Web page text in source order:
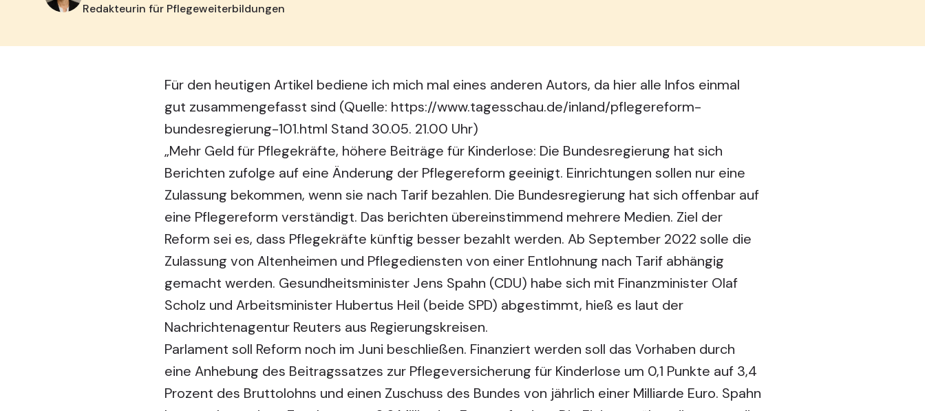
Redakteurin für Pflegeweiterbildungen
Für den heutigen Artikel bediene ich mich mal eines anderen Autors, da hier alle Infos einmal
gut zusammengefasst sind (Quelle: https://www.tagesschau.de/inland/pflegereform-
bundesregierung-101.html Stand 30.05. 21.00 Uhr)
„Mehr Geld für Pflegekräfte, höhere Beiträge für Kinderlose: Die Bundesregierung hat sich
Berichten zufolge auf eine Änderung der Pflegereform geeinigt. Einrichtungen sollen nur eine
Zulassung bekommen, wenn sie nach Tarif bezahlen. Die Bundesregierung hat sich offenbar auf
eine Pflegereform verständigt. Das berichten übereinstimmend mehrere Medien. Ziel der
Reform sei es, dass Pflegekräfte künftig besser bezahlt werden. Ab September 2022 solle die
Zulassung von Altenheimen und Pflegediensten von einer Entlohnung nach Tarif abhängig
gemacht werden. Gesundheitsminister Jens Spahn (CDU) habe sich mit Finanzminister Olaf
Scholz und Arbeitsminister Hubertus Heil (beide SPD) abgestimmt, hieß es laut der
Nachrichtenagentur Reuters aus Regierungskreisen.
Parlament soll Reform noch im Juni beschließen. Finanziert werden soll das Vorhaben durch
eine Anhebung des Beitragssatzes zur Pflegeversicherung für Kinderlose um 0,1 Punkte auf 3,4
Prozent des Bruttolohns und einen Zuschuss des Bundes von jährlich einer Milliarde Euro. Spahn